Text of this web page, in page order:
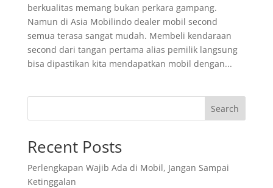
berkualitas memang bukan perkara gampang.
Namun di Asia Mobilindo dealer mobil second
semua terasa sangat mudah. Membeli kendaraan
second dari tangan pertama alias pemilik langsung
bisa dipastikan kita mendapatkan mobil dengan...
Search
Recent Posts
Perlengkapan Wajib Ada di Mobil, Jangan Sampai
Ketinggalan